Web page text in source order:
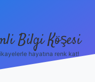
Bilgi Köşesi
hayatına renk kat!